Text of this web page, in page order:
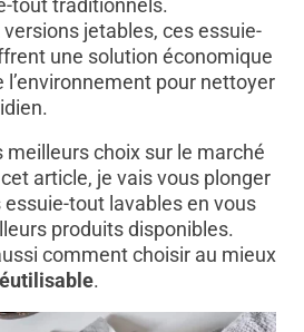
tout traditionnels.
jetables, ces essuie-
une solution économique
pour nettoyer
meilleurs choix sur le marché
article, je vais vous plonger
tout lavables en vous
produits disponibles.
comment choisir au mieux
.